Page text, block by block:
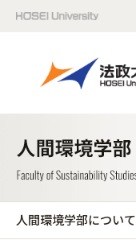
人間環境学部について